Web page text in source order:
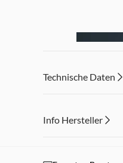
Technische Daten
Info Hersteller